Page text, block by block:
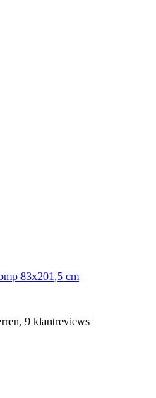
83x201,5 cm
9 klantreviews